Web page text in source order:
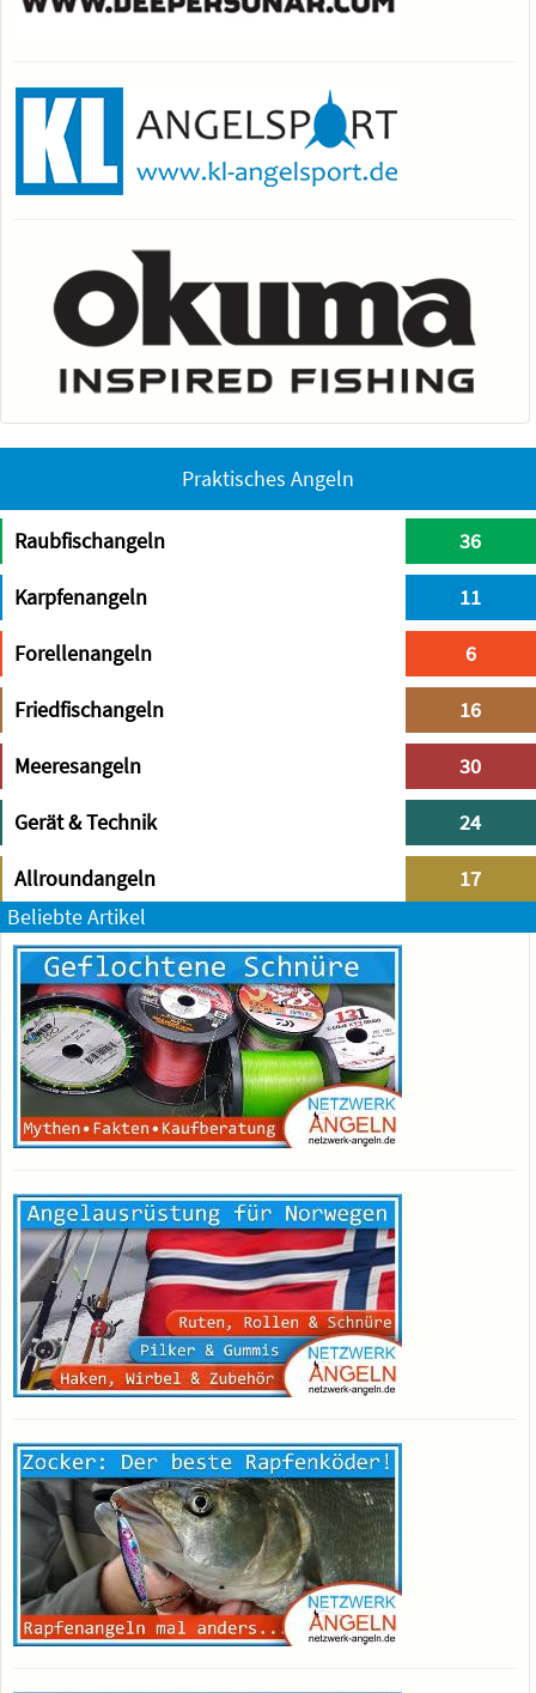
Praktisches Angeln
Raubfischangeln 36
Karpfenangeln 11
Forellenangeln 6
Friedfischangeln 16
Meeresangeln 30
Gerät & Technik 24
Allroundangeln
17
Beliebte Artikel